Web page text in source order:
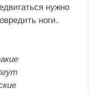
нужно
ноги.